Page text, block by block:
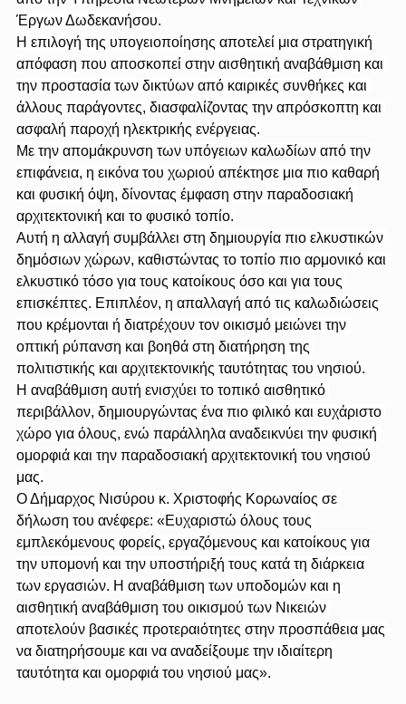
Έργων Δωδεκανήσου.
Η επιλογή της υπογειοποίησης αποτελεί μια στρατηγική
απόφαση που αποσκοπεί στην αισθητική αναβάθμιση και
την προστασία των δικτύων από καιρικές συνθήκες και
άλλους παράγοντες, διασφαλίζοντας την απρόσκοπτη και
ασφαλή παροχή ηλεκτρικής ενέργειας.
Με την απομάκρυνση των υπόγειων καλωδίων από την
επιφάνεια, η εικόνα του χωριού απέκτησε μια πιο καθαρή
και φυσική όψη, δίνοντας έμφαση στην παραδοσιακή
αρχιτεκτονική και το φυσικό τοπίο.
Αυτή η αλλαγή συμβάλλει στη δημιουργία πιο ελκυστικών
δημόσιων χώρων, καθιστώντας το τοπίο πιο αρμονικό και
ελκυστικό τόσο για τους κατοίκους όσο και για τους
επισκέπτες. Επιπλέον, η απαλλαγή από τις καλωδιώσεις
που κρέμονται ή διατρέχουν τον οικισμό μειώνει την
οπτική ρύπανση και βοηθά στη διατήρηση της
πολιτιστικής και αρχιτεκτονικής ταυτότητας του νησιού.
Η αναβάθμιση αυτή ενισχύει το τοπικό αισθητικό
περιβάλλον, δημιουργώντας ένα πιο φιλικό και ευχάριστο
χώρο για όλους, ενώ παράλληλα αναδεικνύει την φυσική
ομορφιά και την παραδοσιακή αρχιτεκτονική του νησιού
μας.
Ο Δήμαρχος Νισύρου κ. Χριστοφής Κορωναίος σε
δήλωση του ανέφερε: «Ευχαριστώ όλους τους
εμπλεκόμενους φορείς, εργαζόμενους και κατοίκους για
την υπομονή και την υποστήριξή τους κατά τη διάρκεια
των εργασιών. Η αναβάθμιση των υποδομών και η
αισθητική αναβάθμιση του οικισμού των Νικειών
αποτελούν βασικές προτεραιότητες στην προσπάθεια μας
να διατηρήσουμε και να αναδείξουμε την ιδιαίτερη
ταυτότητα και ομορφιά του νησιού μας».